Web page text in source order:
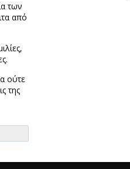
των
από
ούτε
της